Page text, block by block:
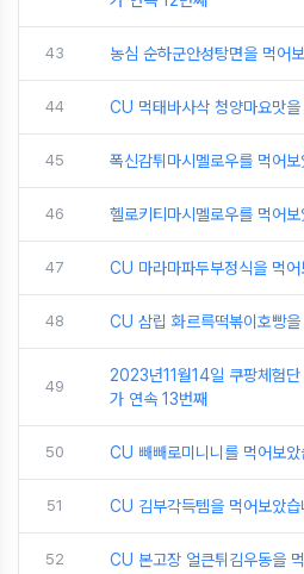
43 농심 순하군안성탕면을 먹어
44 CU 먹태바사삭 청양마요맛
45 폭신감튀마시멜로우를 먹어
46 헬로키티마시멜로우를 먹어
47 CU 마라마파두부정식을 먹어
48 CU 삼립 화르륵떡볶이호빵
49
2023년11월14일 쿠팡체험
가 연속 13번째
50 CU 빼빼로미니니를 먹어보았
51 CU 김부각득템을 먹어보았습
52 CU 본고장 얼큰튀김우동을